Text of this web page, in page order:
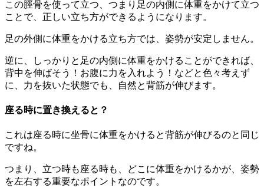
この脛骨を使って立つ、つまり足の内側に体重をかけて立つ
ことで、正しい立ち方ができるようになります。
足の外側に体重をかける立ち方では、姿勢が安定しません。
逆に、しっかりと足の内側に体重をかけることができれば、
背中を伸ばそう！お腹に力を入れよう！などと色々考えず
に、力を抜いた状態でも、自然と背筋が伸びます。
座る時に置き換えると？
これは座る時に坐骨に体重をかけると背筋が伸びるのと同じ
ですね。
つまり、立つ時も座る時も、どこに体重をかけるかが、姿勢
を左右する重要なポイントなのです。